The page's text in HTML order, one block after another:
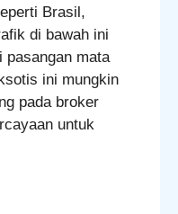
Brasil,
di bawah ini
pasangan mata
ini mungkin
pada broker
untuk